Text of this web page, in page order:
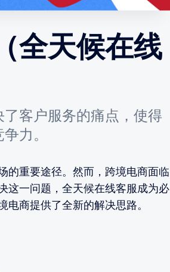
全天候在线
客户服务的痛点，使得
力。
的重要途径。然而，跨境电商面临
这一问题，全天候在线客服成为必
商提供了全新的解决思路。